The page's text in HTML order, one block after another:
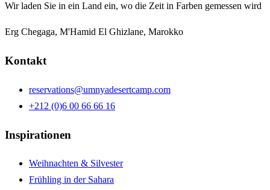
Wir laden Sie in ein Land ein, wo die Zeit in Farben gemessen wird
Erg Chegaga, M'Hamid El Ghizlane, Marokko
Kontakt
reservations@umnyadesertcamp.com
+212 (0)6 00 66 66 16
Inspirationen
Weihnachten & Silvester
Frühling in der Sahara